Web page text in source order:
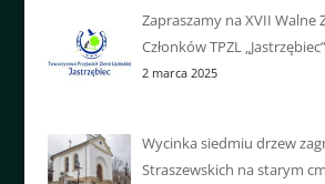
Zapraszamy na XVII Walne
Członków TPZL
2 marca 2025
Wycinka siedmiu drzew
Straszewskich na starym